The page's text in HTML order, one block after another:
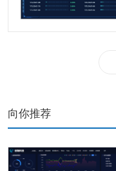
向你推荐